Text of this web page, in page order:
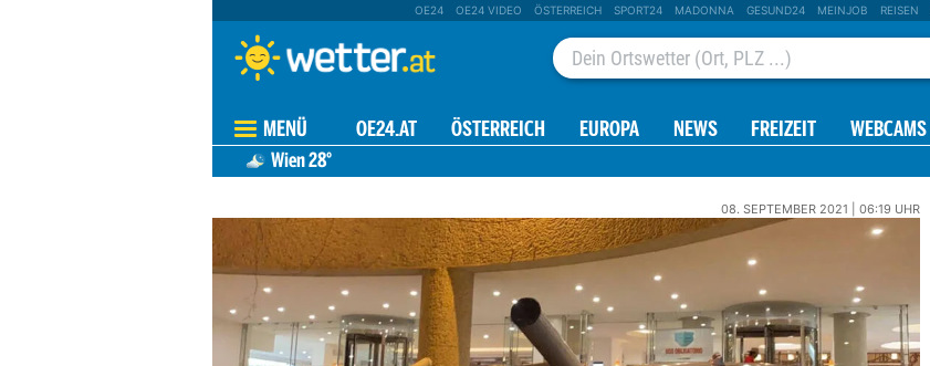
OE24 OE24 VIDEO ÖSTERREICH SPORT24 MADONNA GESUND24 MEINJOB REISEN
MENÜ OE24.AT ÖSTERREICH EUROPA NEWS FREIZEIT WEBCAMS
Wien28°
08. SEPTEMBER 2021 | 06:19 UHR